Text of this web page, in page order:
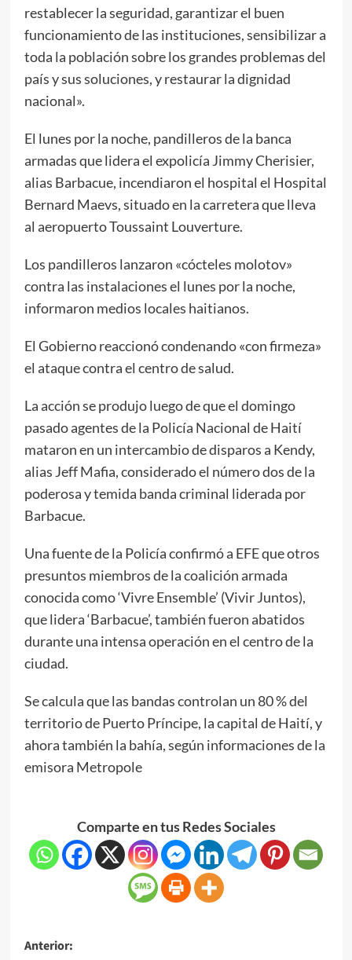
restablecer la seguridad, garantizar el buen
funcionamiento de las instituciones, sensibilizar a
toda la población sobre los grandes problemas del
país y sus soluciones, y restaurar la dignidad
nacional».
El lunes por la noche, pandilleros de la banca
armadas que lidera el expolicía Jimmy Cherisier,
alias Barbacue, incendiaron el hospital el Hospital
Bernard Maevs, situado en la carretera que lleva
al aeropuerto Toussaint Louverture.
Los pandilleros lanzaron «cócteles molotov»
contra las instalaciones el lunes por la noche,
informaron medios locales haitianos.
El Gobierno reaccionó condenando «con firmeza»
el ataque contra el centro de salud.
La acción se produjo luego de que el domingo
pasado agentes de la Policía Nacional de Haití
mataron en un intercambio de disparos a Kendy,
alias Jeff Mafia, considerado el número dos de la
poderosa y temida banda criminal liderada por
Barbacue.
Una fuente de la Policía confirmó a EFE que otros
presuntos miembros de la coalición armada
conocida como ‘Vivre Ensemble’ (Vivir Juntos),
que lidera ‘Barbacue’, también fueron abatidos
durante una intensa operación en el centro de la
ciudad.
Se calcula que las bandas controlan un 80 % del
territorio de Puerto Príncipe, la capital de Haití, y
ahora también la bahía, según informaciones de la
emisora Metropole
Comparte en tus Redes Sociales
Anterior: